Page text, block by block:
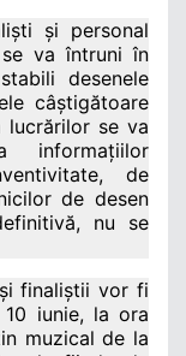
și personal
va întruni în
desenele
câștigătoare
lucrărilor se va
informațiilor
de
de desen
nu se
finaliștii vor fi
iunie, la ora
muzical de la